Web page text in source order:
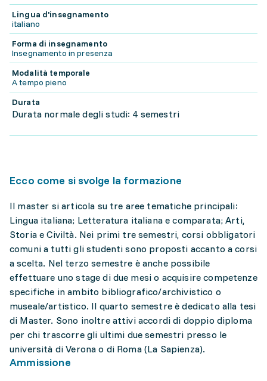
Lingua d'insegnamento
italiano
Forma di insegnamento
Insegnamento in presenza
Modalità temporale
A tempo pieno
Durata
Durata normale degli studi: 4 semestri
Ecco come si svolge la formazione
Il master si articola su tre aree tematiche principali:
Lingua italiana; Letteratura italiana e comparata; Arti,
Storia e Civiltà. Nei primi tre semestri, corsi obbligatori
comuni a tutti gli studenti sono proposti accanto a corsi
a scelta. Nel terzo semestre è anche possibile
effettuare uno stage di due mesi o acquisire competenze
specifiche in ambito bibliografico/archivistico o
museale/artistico. Il quarto semestre è dedicato alla tesi
di Master. Sono inoltre attivi accordi di doppio diploma
per chi trascorre gli ultimi due semestri presso le
università di Verona o di Roma (La Sapienza).
Ammissione